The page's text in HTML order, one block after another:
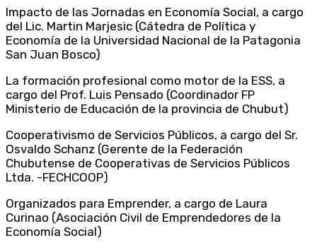
Impacto de las Jornadas en Economía Social, a cargo
del Lic. Martin Marjesic (Cátedra de Política y
Economía de la Universidad Nacional de la Patagonia
San Juan Bosco)
La formación profesional como motor de la ESS, a
cargo del Prof. Luis Pensado (Coordinador FP
Ministerio de Educación de la provincia de Chubut)
Cooperativismo de Servicios Públicos, a cargo del Sr.
Osvaldo Schanz (Gerente de la Federación
Chubutense de Cooperativas de Servicios Públicos
Ltda. -FECHCOOP)
Organizados para Emprender, a cargo de Laura
Curinao (Asociación Civil de Emprendedores de la
Economía Social)